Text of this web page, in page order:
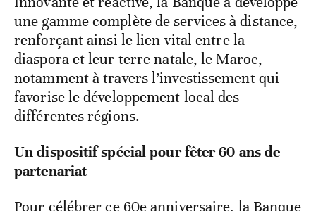
une gamme complète de services à distance,
renforçant ainsi le lien vital entre la
diaspora et leur terre natale, le Maroc,
notamment à travers l’investissement qui
favorise le développement local des
différentes régions.
Un dispositif spécial pour fêter 60 ans de
partenariat
Pour célébrer ce 60e anniversaire, la Banque